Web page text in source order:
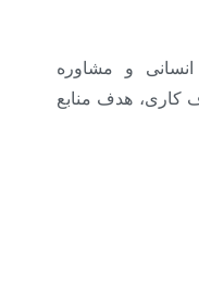
و مشاوره
کاری، هدف منابع